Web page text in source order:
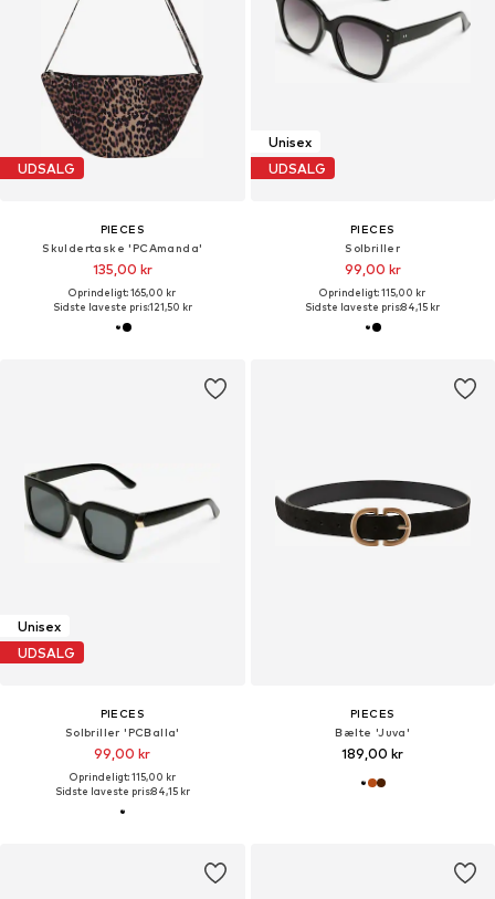
UDSALG
PIECES
Skuldertaske 'PCAmanda'
135,00 kr
Oprindeligt: 165,00 kr
Sidste laveste pris:121,50 kr
Unisex
UDSALG
PIECES
Solbriller
99,00 kr
Oprindeligt: 115,00 kr
Sidste laveste pris:84,15 kr
Unisex
UDSALG
PIECES
Solbriller 'PCBalla'
99,00 kr
Oprindeligt: 115,00 kr
Sidste laveste pris:84,15 kr
PIECES
Bælte 'Juva'
189,00 kr